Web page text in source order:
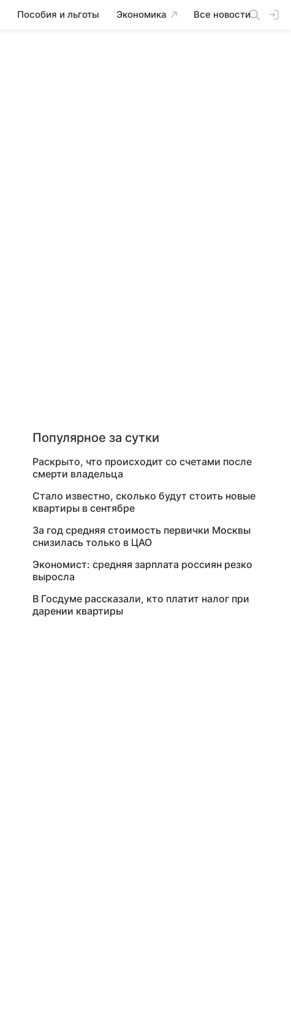
Пособия и льготы Экономика Все новости
Популярное за сутки
Раскрыто, что происходит со счетами после
смерти владельца
Стало известно, сколько будут стоить новые
квартиры в сентябре
За год средняя стоимость первички Москвы
снизилась только в ЦАО
Экономист: средняя зарплата россиян резко
выросла
В Госдуме рассказали, кто платит налог при
дарении квартиры